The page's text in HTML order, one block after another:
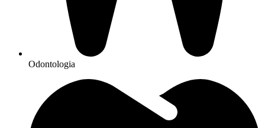
Odontologia